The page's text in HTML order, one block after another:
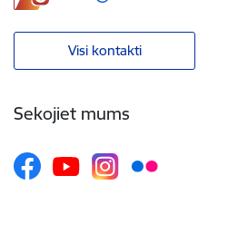
Visi kontakti
Sekojiet mums